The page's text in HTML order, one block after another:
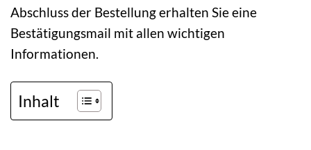
Abschluss der Bestellung erhalten Sie eine
Bestätigungsmail mit allen wichtigen
Informationen.
Inhalt